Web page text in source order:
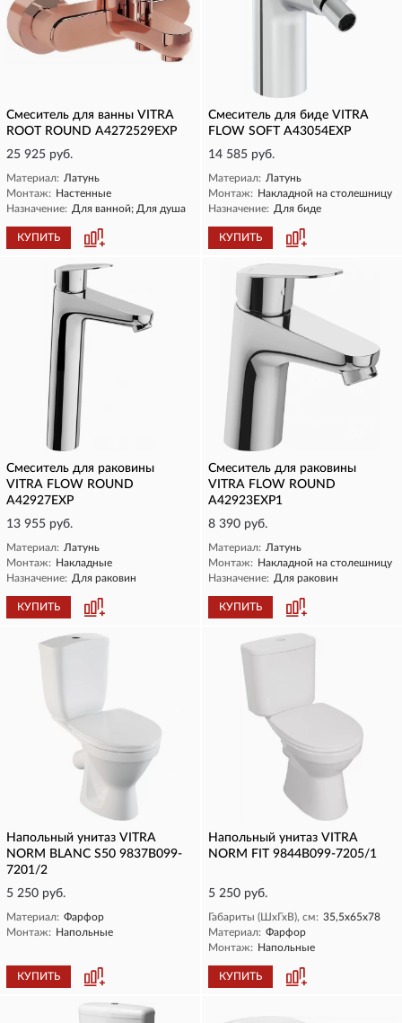
Смеситель для ванны VITRA
ROOT ROUND A4272529EXP
25 925 руб.
Материал: Латунь
Монтаж: Настенные
Назначение: Для ванной; Для душа
КУПИТЬ
Смеситель для биде VITRA
FLOW SOFT A43054EXP
14 585 руб.
Материал: Латунь
Монтаж: Накладной на столешницу
Назначение: Для биде
КУПИТЬ
Смеситель для раковины
VITRA FLOW ROUND
A42927EXP
13 955 руб.
Материал: Латунь
Монтаж: Накладные
Назначение: Для раковин
КУПИТЬ
Смеситель для раковины
VITRA FLOW ROUND
A42923EXP1
8 390 руб.
Материал: Латунь
Монтаж: Накладной на столешницу
Назначение: Для раковин
КУПИТЬ
Напольный унитаз VITRA
NORM BLANC S50 9837B099-
7201/2
5 250 руб.
Материал: Фарфор
Монтаж: Напольные
КУПИТЬ
Напольный унитаз VITRA
NORM FIT 9844B099-7205/1
5 250 руб.
Габариты (ШхГхВ), см: 35,5х65х78
Материал: Фарфор
Монтаж: Напольные
КУПИТЬ